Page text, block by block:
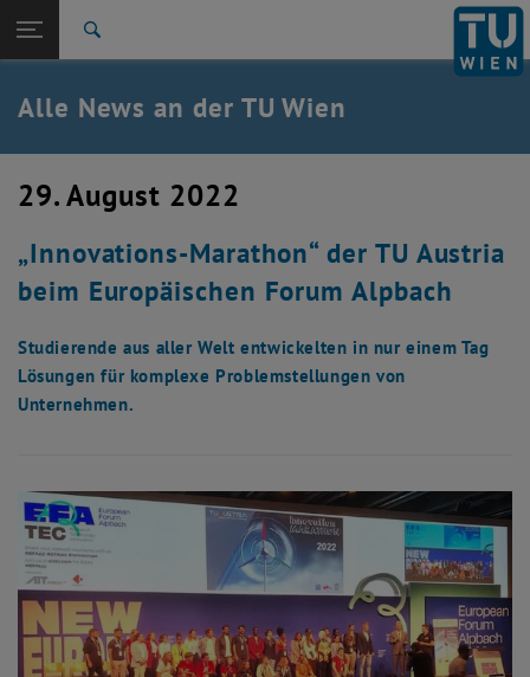
TU Login
Quicklinks
Quicklinks-Menü umschalten
Studium
Karriere
Zurück: Subseiten von TU Wien Startseite auflisten
Zurück zur letzten Ebene:
TU Wien Startseite
Übersicht
Alle News an der TU Wien
29. August 2022
„Innovations-Marathon“ der TU Austria
beim Europäischen Forum Alpbach
Studierende aus aller Welt entwickelten in nur einem Tag
Lösungen für komplexe Problemstellungen von
Unternehmen.